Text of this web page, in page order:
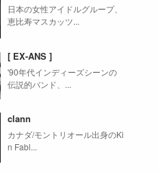
日本の女性アイドルグループ、
恵比寿マスカッツ...
[ EX-ANS ]
'90年代インディーズシーンの
伝説的バンド、...
clann
カナダ/モントリオール出身のKi
n Fabl...